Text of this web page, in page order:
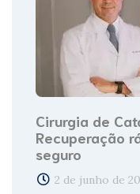
Cirurgia de
Recuperação
seguro
2 de junho de